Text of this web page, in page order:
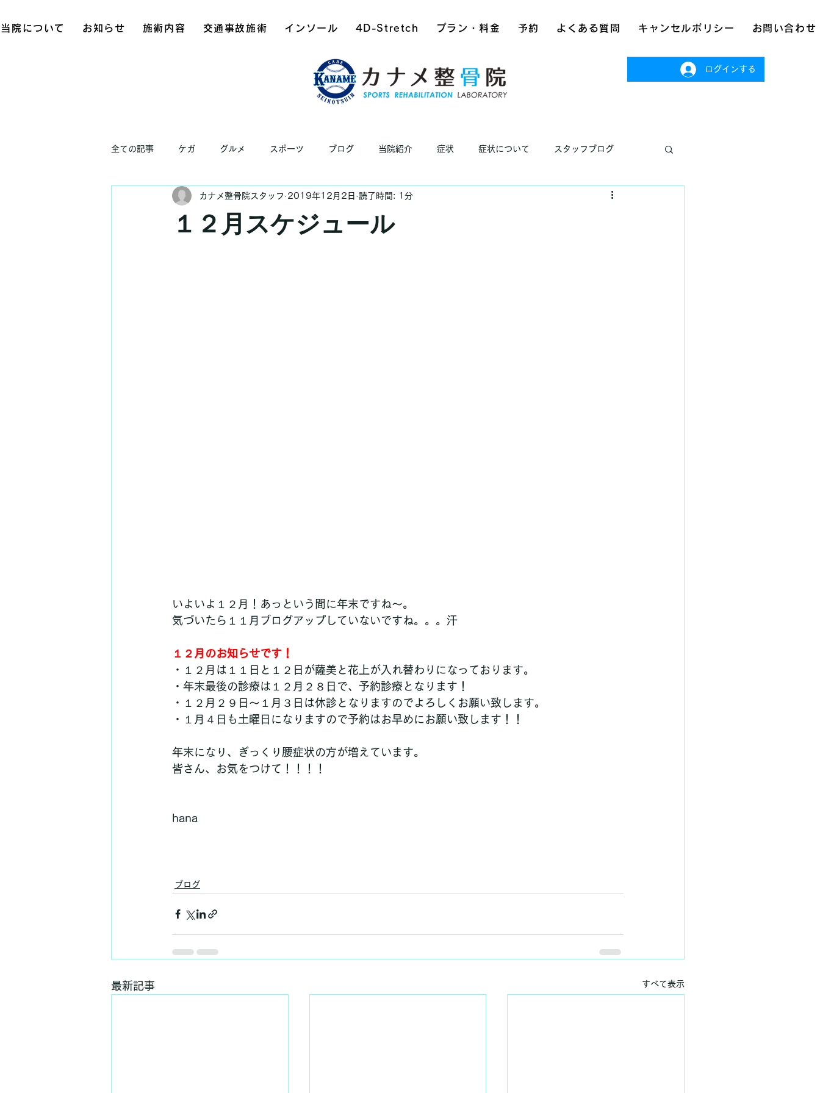
当院について お知らせ 施術内容 交通事故施術 インソール 4D-Stretch プラン・料金 予約 よくある質問 キャンセルポリシー お問い合わせ
ログインする
全ての記事 ケガ グルメ スポーツ ブログ 当院紹介 症状 症状について スタッフブログ
１２月スケジュール
カナメ整骨院スタッフ 2019年12月2日 読了時間: 1分
いよいよ１２月！あっという間に年末ですね～。
気づいたら１１月ブログアップしていないですね。。。汗
１２月のお知らせです！
・１２月は１１日と１２日が薩美と花上が入れ替わりになっております。
・年末最後の診療は１２月２８日で、予約診療となります！
・１２月２９日～１月３日は休診となりますのでよろしくお願い致します。
・１月４日も土曜日になりますので予約はお早めにお願い致します！！
年末になり、ぎっくり腰症状の方が増えています。
皆さん、お気をつけて！！！！
hana
ブログ
最新記事 すべて表示